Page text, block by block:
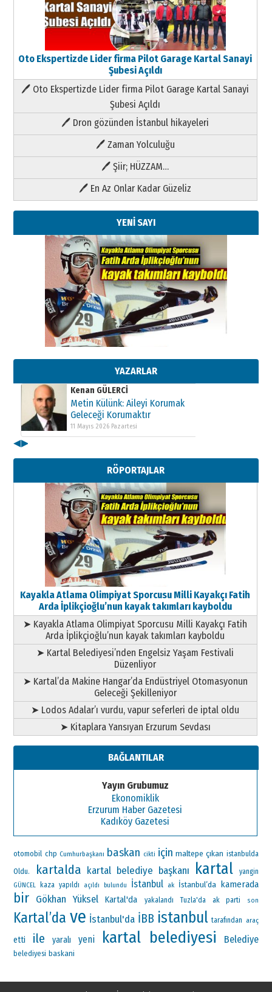
Oto Ekspertizde Lider firma Pilot Garage Kartal Sanayi
Şubesi Açıldı
🖊 Oto Ekspertizde Lider firma Pilot Garage Kartal Sanayi
Şubesi Açıldı
🖊 Dron gözünden İstanbul hikayeleri
🖊 Zaman Yolculuğu
🖊 Şiir; HÜZZAM…
🖊 En Az Onlar Kadar Güzeliz
YENİ SAYI
YAZARLAR
Kenan GÜLERCİ
Metin Külünk: Aileyi Korumak
11 Mayıs 2026 Pazartesi
Kenan GÜLERCİ
Metin Külünk: Aileyi Korumak
Geleceği Korumaktır
11 Mayıs 2026 Pazartesi
Metin Külünk: Aileyi Korumak
Geleceği Korumaktır
11 Mayıs 2026 Pazartesi
◀▶
RÖPORTAJLAR
Kayakla Atlama Olimpiyat Sporcusu Milli Kayakçı Fatih
Arda İplikçioğlu’nun kayak takımları kayboldu
➤ Kayakla Atlama Olimpiyat Sporcusu Milli Kayakçı Fatih
Arda İplikçioğlu’nun kayak takımları kayboldu
➤ Kartal Belediyesi’nden Engelsiz Yaşam Festivali
Düzenliyor
➤ Kartal’da Makine Hangar’da Endüstriyel Otomasyonun
Geleceği Şekilleniyor
➤ Lodos Adalar’ı vurdu, vapur seferleri de iptal oldu
➤ Kitaplara Yansıyan Erzurum Sevdası
BAĞLANTILAR
Yayın Grubumuz
Ekonomiklik
Erzurum Haber Gazetesi
Kadıköy Gazetesi
otomobil chp Cumhurbaşkanı baskan cikti için maltepe çıkan istanbulda
Oldu. kartalda kartal belediye başkanı kartal yangin
GÜNCEL kaza yapıldı açıldı bulundu İstanbul ak İstanbul’da kamerada
bir Gökhan Yüksel Kartal'da yakalandı Tuzla'da ak parti son
Kartal’da ve İstanbul'da İBB istanbul tarafından araç
etti ile yaralı yeni kartal belediyesi Belediye
belediyesi baskani